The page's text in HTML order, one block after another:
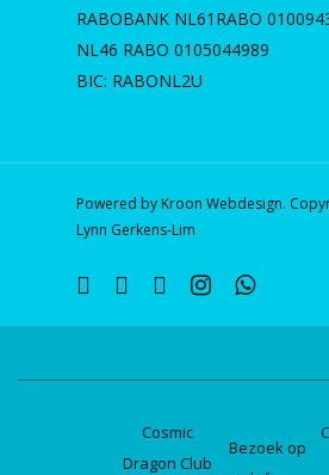
RABOBANK NL61RABO
NL46 RABO 0105044989
BIC: RABONL2U
Powered by Kroon Webdesign.
Lynn Gerkens-Lim
twitter facebooklinkedininstagramwhatsapp
Cosmic
Dragon Club
Bezoek op